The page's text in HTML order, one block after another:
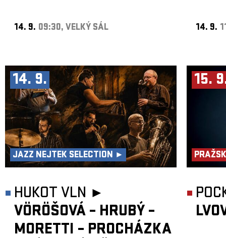
14. 9. 09:30, VELKÝ SÁL 14. 9.
14. 9.
JAZZ NEJTEK SELECTION ►
HUKOT VLN ►
VÖRÖŠOVÁ – HRUBÝ –
MORETTI – PROCHÁZKA
15.